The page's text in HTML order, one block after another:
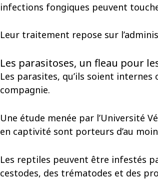
infections fongiques peuvent
Leur traitement repose sur
Les parasitoses, un fleau pour
Les parasites, qu’ils soient
compagnie.
Une étude menée par l’Université
en captivité sont porteurs d’au
Les reptiles peuvent être infestés
cestodes, des trématodes et des